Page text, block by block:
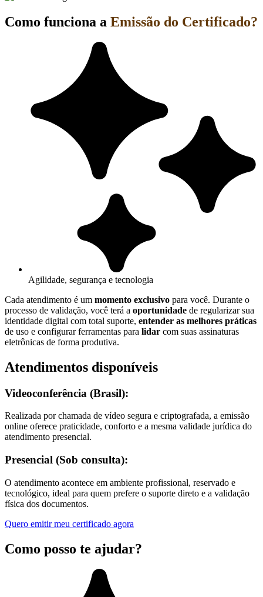
Como funciona a Emissão do Certificado?
Agilidade, segurança e tecnologia
Cada atendimento é um momento exclusivo para você. Durante o
processo de validação, você terá a oportunidade de regularizar sua
identidade digital com total suporte, entender as melhores práticas
de uso e configurar ferramentas para lidar com suas assinaturas
eletrônicas de forma produtiva.
Atendimentos disponíveis
Videoconferência (Brasil):
Realizada por chamada de vídeo segura e criptografada, a emissão
online oferece praticidade, conforto e a mesma validade jurídica do
atendimento presencial.
Presencial (Sob consulta):
O atendimento acontece em ambiente profissional, reservado e
tecnológico, ideal para quem prefere o suporte direto e a validação
física dos documentos.
Quero emitir meu certificado agora
Como posso te ajudar?